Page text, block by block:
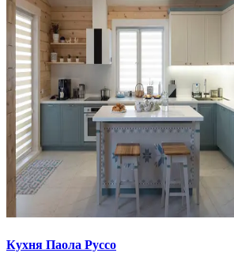
Кухня Паола Руссо